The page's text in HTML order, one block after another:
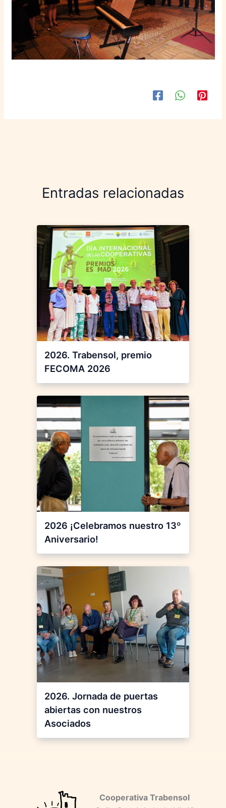
Entradas relacionadas
2026. Trabensol, premio
FECOMA 2026
2026 ¡Celebramos nuestro 13º
Aniversario!
2026. Jornada de puertas
abiertas con nuestros
Asociados
Cooperativa Trabensol